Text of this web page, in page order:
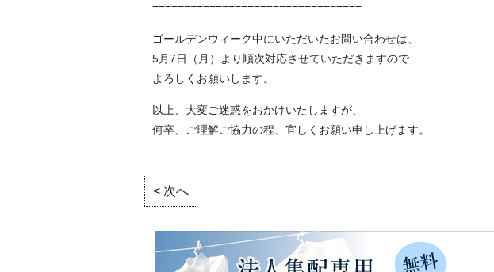
=================================
ゴールデンウィーク中にいただいたお問い合わせは、
5月7日（月）より順次対応させていただきますので
よろしくお願いします。
以上、大変ご迷惑をおかけいたしますが、
何卒、ご理解ご協力の程、宜しくお願い申し上げます。
< 次へ